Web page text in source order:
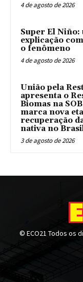
4 de agosto de 2026
Super El Niño:
explicação
o fenômeno
4 de agosto de 2026
União pela
apresenta o
Biomas na
marca nova
recuperação
nativa no
3 de agosto de 2026
© ECO21 Todos os